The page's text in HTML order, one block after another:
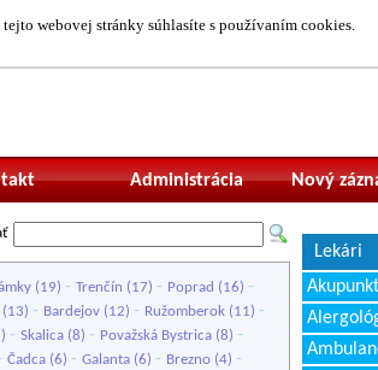
webovej stránky súhlasíte s používaním cookies.
Nový
Administrácia
(19) - Trenčín (17) - Poprad (16) -
(13) - Bardejov (12) - Ružomberok (11) -
- Skalica (8) - Považská Bystrica (8) -
Čadca (6) - Galanta (6) - Brezno (4) -
Lekári